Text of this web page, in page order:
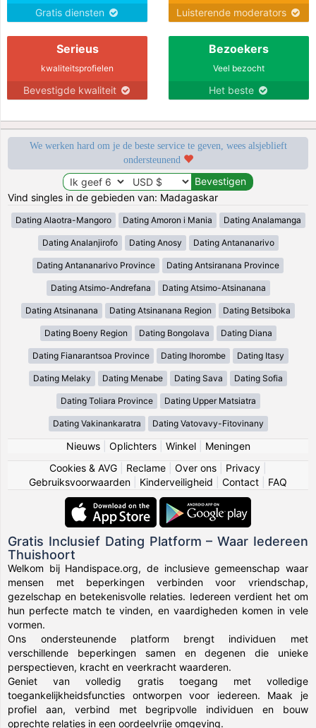
Gratis diensten Luisterende moderators
Serieus
kwaliteitsprofielen
Bevestigde kwaliteit
Bezoekers
Veel bezocht
Het beste
We werken hard om je de beste service te geven, wees alsjeblieft
ondersteunend
Vind singles in de gebieden van: Madagaskar
Dating Alaotra-Mangoro Dating Amoron i Mania Dating Analamanga
Dating Analanjirofo Dating Anosy Dating Antananarivo
Dating Antananarivo Province Dating Antsiranana Province
Dating Atsimo-Andrefana Dating Atsimo-Atsinanana
Dating Atsinanana Dating Atsinanana Region Dating Betsiboka
Dating Boeny Region Dating Bongolava Dating Diana
Dating Fianarantsoa Province Dating Ihorombe Dating Itasy
Dating Melaky Dating Menabe Dating Sava Dating Sofia
Dating Toliara Province Dating Upper Matsiatra
Dating Vakinankaratra Dating Vatovavy-Fitovinany
Nieuws| Oplichters| Winkel| Meningen
Cookies & AVG
Reclame Over ons Privacy
Gebruiksvoorwaarden
Kinderveiligheid Contact FAQ
Gratis Inclusief Dating Platform – Waar Iedereen
Thuishoort
Welkom bij Handispace.org, de inclusieve gemeenschap waar
mensen met beperkingen verbinden voor vriendschap,
gezelschap en betekenisvolle relaties. Iedereen verdient het om
hun perfecte match te vinden, en vaardigheden komen in vele
vormen.
Ons ondersteunende platform brengt individuen met
verschillende beperkingen samen en degenen die unieke
perspectieven, kracht en veerkracht waarderen.
Geniet van volledig gratis toegang met volledige
toegankelijkheidsfuncties ontworpen voor iedereen. Maak je
profiel aan, verbind met begripvolle individuen en bouw
oprechte relaties in een oordeelvrije omgeving.